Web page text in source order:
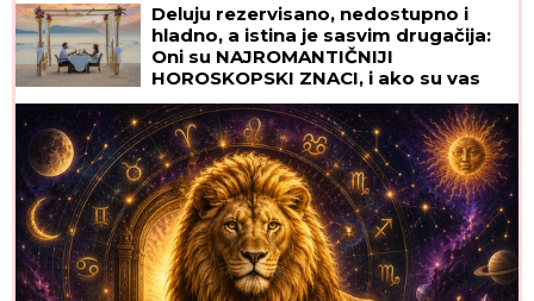
Deluju rezervisano, nedostupno i
hladno, a istina je sasvim drugačija:
Oni su NAJROMANTIČNIJI
HOROSKOPSKI ZNACI, i ako su vas
izabrali - pravi ste SREĆNIK!